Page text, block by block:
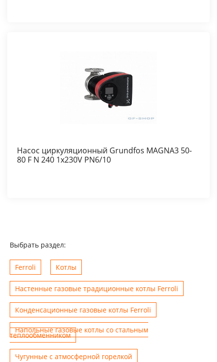
Насос циркуляционный Grundfos MAGNA3 50-
80 F N 240 1x230V PN6/10
Выбрать раздел:
Ferroli Котлы
Настенные газовые традиционные котлы Ferroli
Конденсационные газовые котлы Ferroli
Напольные газовые котлы со стальным
теплообменником
Чугунные с атмосферной горелкой